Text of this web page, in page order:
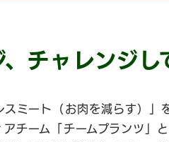
チャレンジし
ミート（お肉を減らす）
チーム「チームプランツ」